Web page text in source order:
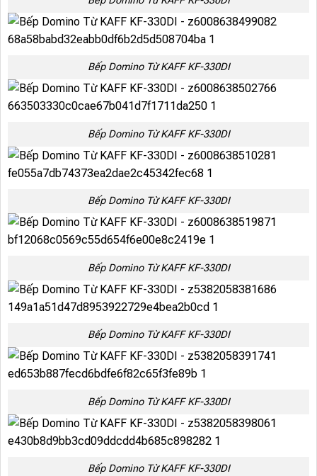
Bếp Domino Từ KAFF KF-330DI
Bếp Domino Từ KAFF KF-330DI
Bếp Domino Từ KAFF KF-330DI
Bếp Domino Từ KAFF KF-330DI
Bếp Domino Từ KAFF KF-330DI
Bếp Domino Từ KAFF KF-330DI
Bếp Domino Từ KAFF KF-330DI